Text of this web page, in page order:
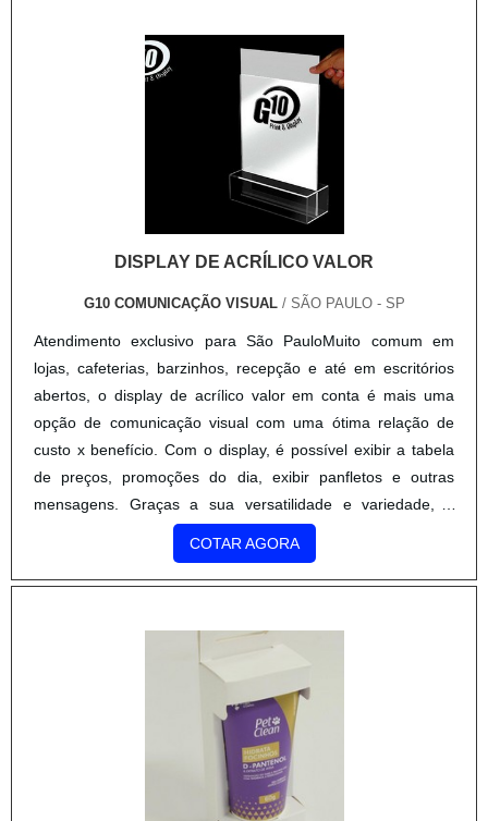
DISPLAY DE ACRÍLICO VALOR
G10 COMUNICAÇÃO VISUAL/ SÃO PAULO - SP
Atendimento exclusivo para São PauloMuito comum em
lojas, cafeterias, barzinhos, recepção e até em escritórios
abertos, o display de acrílico valor em conta é mais uma
opção de comunicação visual com uma ótima relação de
custo x benefício. Com o display, é possível exibir a tabela
de preços, promoções do dia, exibir panfletos e outras
mensagens. Graças a sua versatilidade e variedade, o
display de acrílico pode ser usado em vários locais.
Diferentes funções do display Agências de viagens utiliza.
COTAR AGORA